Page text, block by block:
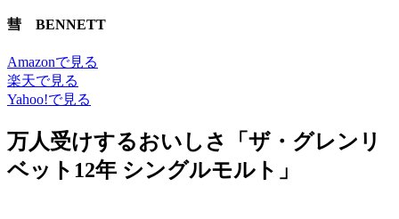
彗 BENNETT
Amazonで見る
楽天で見る
Yahoo!で見る
万人受けするおいしさ「ザ・グレンリ
ベット12年 シングルモルト」